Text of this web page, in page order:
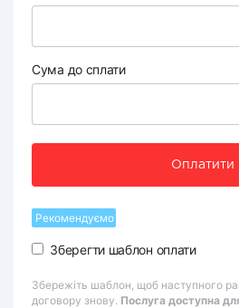
Сума до сплати
Оплатити
Рекомендуємо
Зберегти шаблон оплати
Збережіть шаблон, щоб наступного
договору знову. Послуга доступна